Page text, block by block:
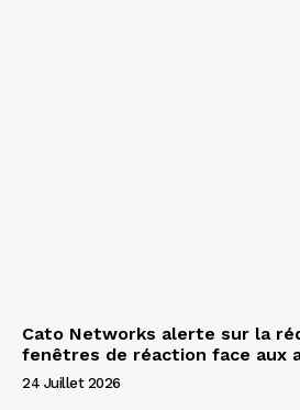
Cato Networks alerte sur la
fenêtres de réaction face aux
24 Juillet 2026